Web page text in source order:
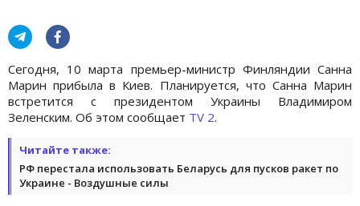
Сегодня, 10 марта премьер-министр Финляндии Санна
Марин прибыла в Киев. Планируется, что Санна Марин
встретится с президентом Украины Владимиром
Зеленским. Об этом сообщает TV 2.
Читайте также:
РФ перестала использовать Беларусь для пусков ракет по
Украине - Воздушные силы